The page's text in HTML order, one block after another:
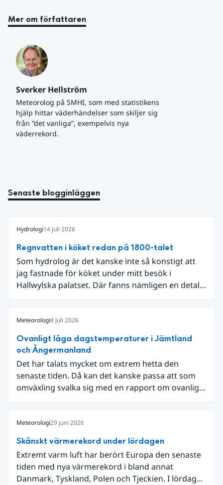
Mer om författaren
Sverker Hellström
Meteorolog på SMHI, som med statistikens
hjälp hittar väderhändelser som skiljer sig
från ”det vanliga”, exempelvis nya
väderrekord.
Senaste blogginläggen
Hydrologi14 juli 2026
Regnvatten i köket redan på 1800-talet
Som hydrolog är det kanske inte så konstigt att
jag fastnade för köket under mitt besök i
Hallwylska palatset. Där fanns nämligen en detalj
Meteorologi8 juli 2026
Ovanligt låga dagstemperaturer i Jämtland
och Ångermanland
Det har talats mycket om extrem hetta den
senaste tiden. Då kan det kanske passa att som
omväxling svalka sig med en rapport om ovanligt
Meteorologi29 juni 2026
Skånskt värmerekord under lördagen
Extremt varm luft har berört Europa den senaste
tiden med nya värmerekord i bland annat
Danmark, Tyskland, Polen och Tjeckien. I lördags